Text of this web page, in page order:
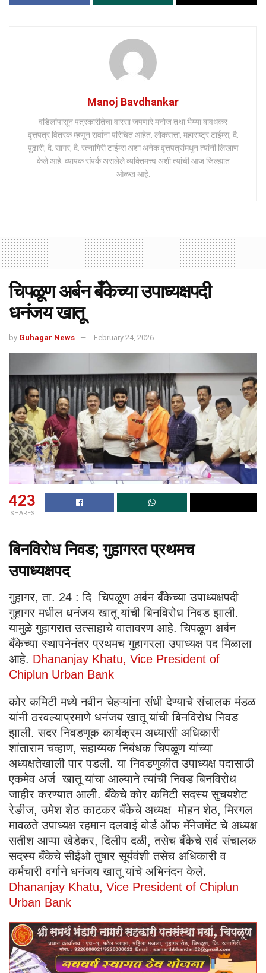
Manoj Bavdhankar
वडिलांपासून पत्रकारीतेचा वारसा जपणारे मनोज तथा भैय्या बावधकर
वृत्तपत्र वितरक म्हणून सर्वाना परिचित आहेत. लोकसत्ता, महाराष्ट्र टाईम्स, दै.
पुढारी, दै. सागर, दै. रत्नागिरी टाईम्स अशा अनेक वृत्तपत्रांमधुन त्यांनी लिखाण
केले आहे. व्यापक संपर्क असलेले व्यक्तिमत्त्व अशी त्यांची आज जिल्ह्यात
ओळख आहे.
चिपळूण अर्बन बँकेच्या उपाध्यक्षपदी
धनंजय खातू
by Guhagar News February 24, 2026
423
SHARES
बिनविरोध निवड; गुहागरत प्रथमच
उपाध्यक्षपद
गुहागर, ता. 24 : दि चिपळूण अर्बन बँकेच्या उपाध्यक्षपदी
गुहागर मधील धनंजय खातू यांची बिनविरोध निवड झाली.
यामुळे गुहागरात उत्साहाचे वातावरण आहे. चिपळूण अर्बन
बँकेच्या स्थापनेनंतर प्रथमच गुहागरला उपाध्यक्ष पद मिळाला
आहे. Dhananjay Khatu, Vice President of
Chiplun Urban Bank
कोर कमिटी मध्ये नवीन चेहऱ्यांना संधी देण्याचे संचालक मंडळ
यांनी ठरवल्याप्रमाणे धनंजय खातू यांची बिनविरोध निवड
झाली. सदर निवडणूक कार्यक्रम अध्यासी अधिकारी
शांताराम चव्हाण, सहाय्यक निबंधक चिपळूण यांच्या
अध्यक्षतेखाली पार पडली. या निवडणुकीत उपाध्यक्ष पदासाठी
एकमेव अर्ज खातू यांचा आल्याने त्यांची निवड बिनविरोध
जाहीर करण्यात आली. बँकेचे कोर कमिटी सदस्य सुचयशेट
रेङीज, उमेश शेठ काटकर बँकेचे अध्यक्ष मोहन शेठ, मिरगल
मावळते उपाध्यक्ष रहमान दलवाई बोर्ड ऑफ मॅनेजमेंट चे अध्यक्ष
सतीश आप्पा खेडेकर, दिलीप दळी, तसेच बँकेचे सर्व संचालक
सदस्य बँकेचे सीईओ तुषार सूर्यवंशी तसेच अधिकारी व
कर्मचारी वर्गाने धनंजय खातू यांचे अभिनंदन केले.
Dhananjay Khatu, Vice President of Chiplun
Urban Bank